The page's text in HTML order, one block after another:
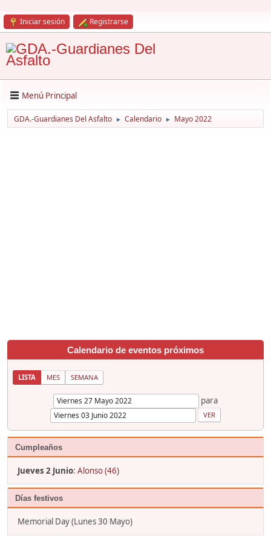
Iniciar sesión Registrarse
Menú Principal
GDA.-Guardianes Del Asfalto ► Calendario ► Mayo 2022
Calendario de eventos próximos
LISTA MES SEMANA
para
Cumpleaños
Jueves 2 Junio: Alonso (46)
Días festivos
Memorial Day (Lunes 30 Mayo)